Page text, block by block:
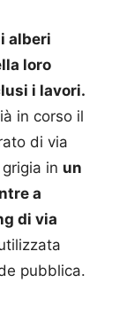
alberi
loro
i lavori.
in corso il
di via
in un
a
di via
pubblica.